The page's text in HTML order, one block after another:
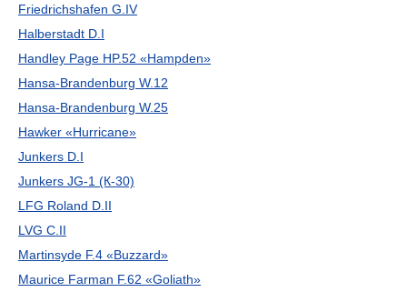
Friedrichshafen G.IV
Halberstadt D.I
Handley Page HP.52 «Hampden»
Hansa-Brandenburg W.12
Hansa-Brandenburg W.25
Hawker «Hurricane»
Junkers D.I
Junkers JG-1 (К-30)
LFG Roland D.II
LVG C.II
Martinsyde F.4 «Buzzard»
Maurice Farman F.62 «Goliath»